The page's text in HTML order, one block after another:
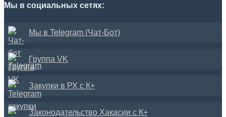
Мы в социальных сетях:
Мы в Telegram (Чат-Бот)
Группа VK
Закупки в РХ с К+
Законодательство Хакасии с К+